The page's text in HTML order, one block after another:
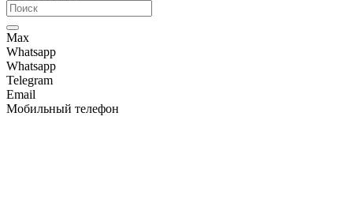
Max
Whatsapp
Whatsapp
Telegram
Email
Мобильный телефон